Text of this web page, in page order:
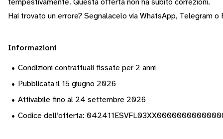
tempestivamente. Questa offerta non ha subito correzioni.
Hai trovato un errore? Segnalacelo via WhatsApp, Telegram o
Informazioni
• Condizioni contrattuali fissate per 2 anni
• Pubblicata il 15 giugno 2026
• Attivabile fino al 24 settembre 2026
• Codice dell’offerta: